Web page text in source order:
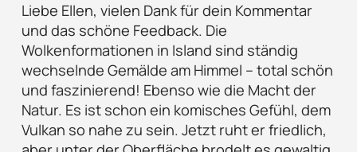
Liebe Ellen, vielen Dank für dein Kommentar
und das schöne Feedback. Die
Wolkenformationen in Island sind ständig
wechselnde Gemälde am Himmel – total schön
und faszinierend! Ebenso wie die Macht der
Natur. Es ist schon ein komisches Gefühl, dem
Vulkan so nahe zu sein. Jetzt ruht er friedlich,